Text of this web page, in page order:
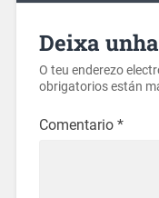
Deixa
O teu enderezo
obrigatorios están
Comentario *